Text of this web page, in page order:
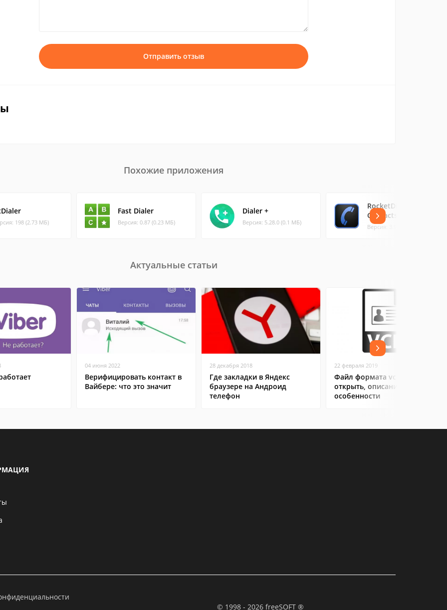
Отправить отзыв
Похожие приложения
198 (2.73 МБ)
Fast Dialer
Версия: 0.87 (0.23 МБ)
Dialer +
Версия: 5.28.0 (0.1 МБ)
RocketDial Dialer &
Contacts
Версия: 3.9.6 (5.53 МБ)
Актуальные статьи
04 июня 2022
Верифицировать контакт в
Вайбере: что это значит
28 декабря 2018
Где закладки в Яндекс
браузере на Андроид
телефон
22 февраля 2019
Файл формата vcf: чем
открыть, описание,
особенности
© 1998 - 2026 freeSOFT ®